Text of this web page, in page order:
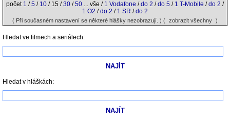
počet 1 /5 / 10 / 15 /30 /50 ... vše / 1 Vodafone /do 2 /do 5 / 1 T-Mobile /do 2 /
1 O2 /do 2 / 1 SR /do 2
( Při současném nastavení se některé hlášky nezobrazují. ) ( zobrazit všechny )
Hledat ve filmech a seriálech:
Hledat v hláškách: